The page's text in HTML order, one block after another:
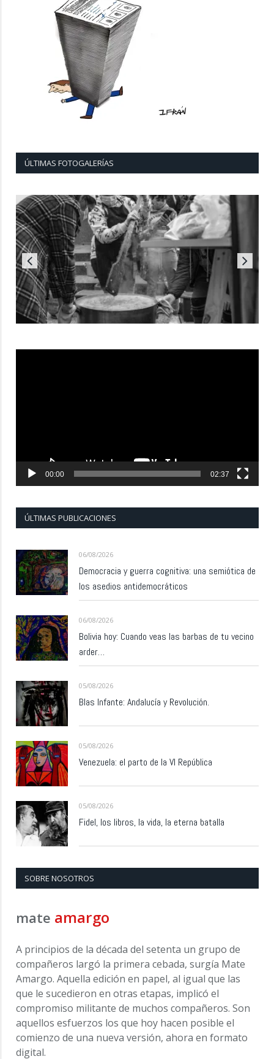
ÚLTIMAS FOTOGALERÍAS
00:00 02:37
ÚLTIMAS PUBLICACIONES
06/08/2026
Democracia y guerra cognitiva: una semiótica de
los asedios antidemocráticos
06/08/2026
Bolivia hoy: Cuando veas las barbas de tu vecino
arder…
05/08/2026
Blas Infante: Andalucía y Revolución.
05/08/2026
Venezuela: el parto de la VI República
05/08/2026
Fidel, los libros, la vida, la eterna batalla
SOBRE NOSOTROS
mate amargo
A principios de la década del setenta un grupo de
compañeros largó la primera cebada, surgía Mate
Amargo. Aquella edición en papel, al igual que las
que le sucedieron en otras etapas, implicó el
compromiso militante de muchos compañeros. Son
aquellos esfuerzos los que hoy hacen posible el
comienzo de una nueva versión, ahora en formato
digital.